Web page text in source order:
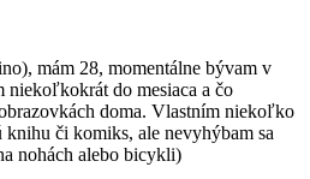
mám 28, momentálne bývam v
niekoľkokrát do mesiaca a čo
doma. Vlastním niekoľko
či komiks, ale nevyhýbam sa
nohách alebo bicykli)